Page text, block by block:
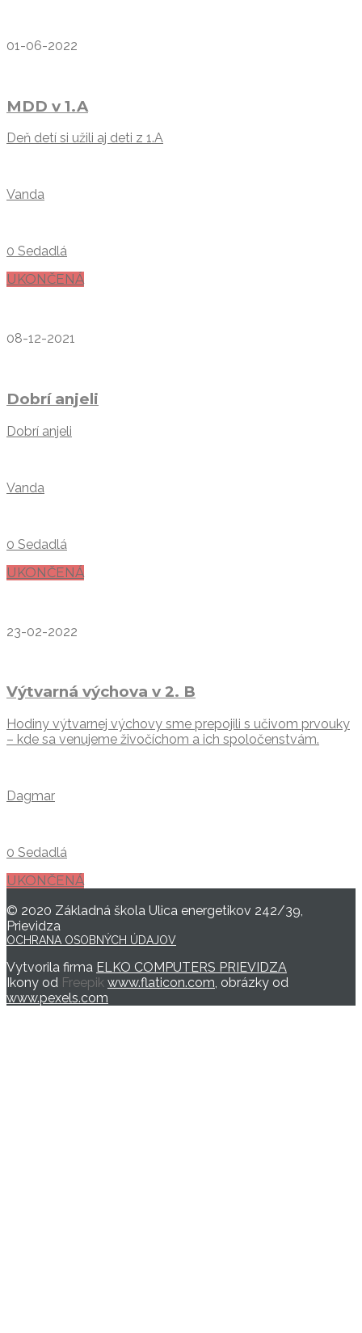
01-06-2022
MDD v 1.A
Deň detí si užili aj deti z 1.A
Vanda
0 Sedadlá
UKONČENÁ
08-12-2021
Dobrí anjeli
Dobrí anjeli
Vanda
0 Sedadlá
UKONČENÁ
23-02-2022
Výtvarná výchova v 2. B
Hodiny výtvarnej výchovy sme prepojili s učivom prvouky
– kde sa venujeme živočíchom a ich spoločenstvám.
Dagmar
0 Sedadlá
UKONČENÁ
© 2020 Základná škola Ulica energetikov 242/39,
Prievidza
OCHRANA OSOBNÝCH ÚDAJOV
Vytvorila firma ELKO COMPUTERS PRIEVIDZA
Ikony od Freepik www.flaticon.com, obrázky od
www.pexels.com